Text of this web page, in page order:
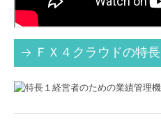
ＦＸ４クラウドの特長